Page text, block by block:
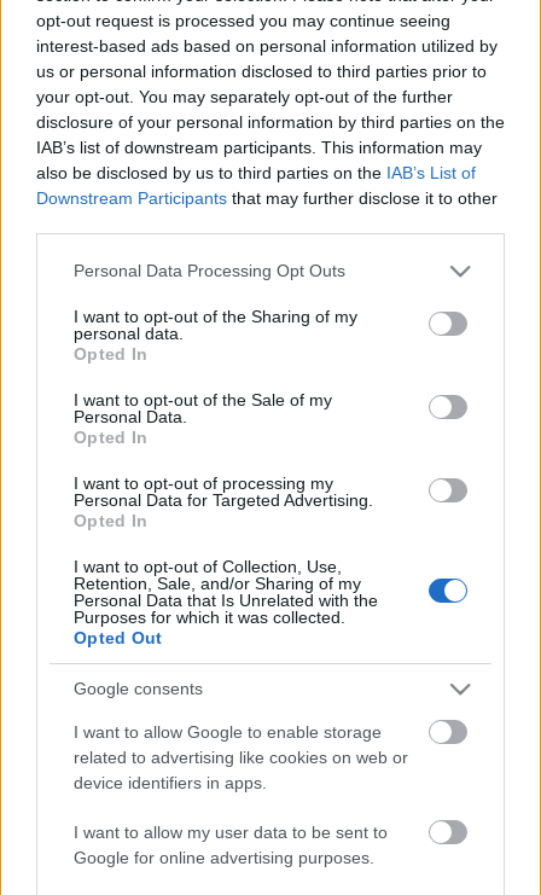
opt-out request is processed you may continue seeing
interest-based ads based on personal information utilized by
us or personal information disclosed to third parties prior to
your opt-out. You may separately opt-out of the further
disclosure of your personal information by third parties on the
IAB’s list of downstream participants. This information may
also be disclosed by us to third parties on the IAB’s List of
Downstream Participants that may further disclose it to other
Please note that this website/app uses one or more Google
not limited to your visit or usage behaviour. You may click to
grant or deny consent to Google and its third-party tags to
use your data for below specified purposes in below Google
consent section.
Personal Data Processing Opt Outs
I want to opt-out of the Sharing of my
personal data.
Opted In
I want to opt-out of the Sale of my
Personal Data.
Opted In
I want to opt-out of processing my
Personal Data for Targeted Advertising.
Opted In
I want to opt-out of Collection, Use,
Retention, Sale, and/or Sharing of my
Personal Data that Is Unrelated with the
Purposes for which it was collected.
Opted Out
Google consents
I want to allow Google to enable storage
related to advertising like cookies on web or
device identifiers in apps.
I want to allow my user data to be sent to
Google for online advertising purposes.
fogalmazott Sulyok Blanka.
A diákok egy részének oktatási rendszerből való
kiszorítását elítéli Galló Istvánné, a pedagógus
szakszervezet elnöke is. Korábban ezek a diákok
független szakértői vizsgálat alapján kaptak
felmentést, amelyet kétévente újravégeztek. Van elég
problémájuk ezeknek a gyerekeknek, így szerinte
értelmezhetetlen a fideszesek részéről az osztályzat
megszerzésére, mint motivációs faktorra hivatkozni.
lelkiismeret furdalásról nem is beszélve.
A sunyi törvényt megszavazta
kerületben megválasztott fideszes képviselő is,
holott volt iskolaigazgatóként sokszáz diákkal
találkozhatott, akiknek megkeserítette a
gyermekkorát az erőn felüli napi küzdelem.Kucsák
Lászlótírásban kérdeztük, hogy a döntése előtt
miért nem kérte ki az érintett kerületi szülők és
pedagógusok véleményét. A képviselő a válaszadást
ezúttal sem tartotta fontosnak.
pestszentlőrinc pestszentimre
kucsák lászló fidesz-kdnp
Ajánlott bejegyzések: